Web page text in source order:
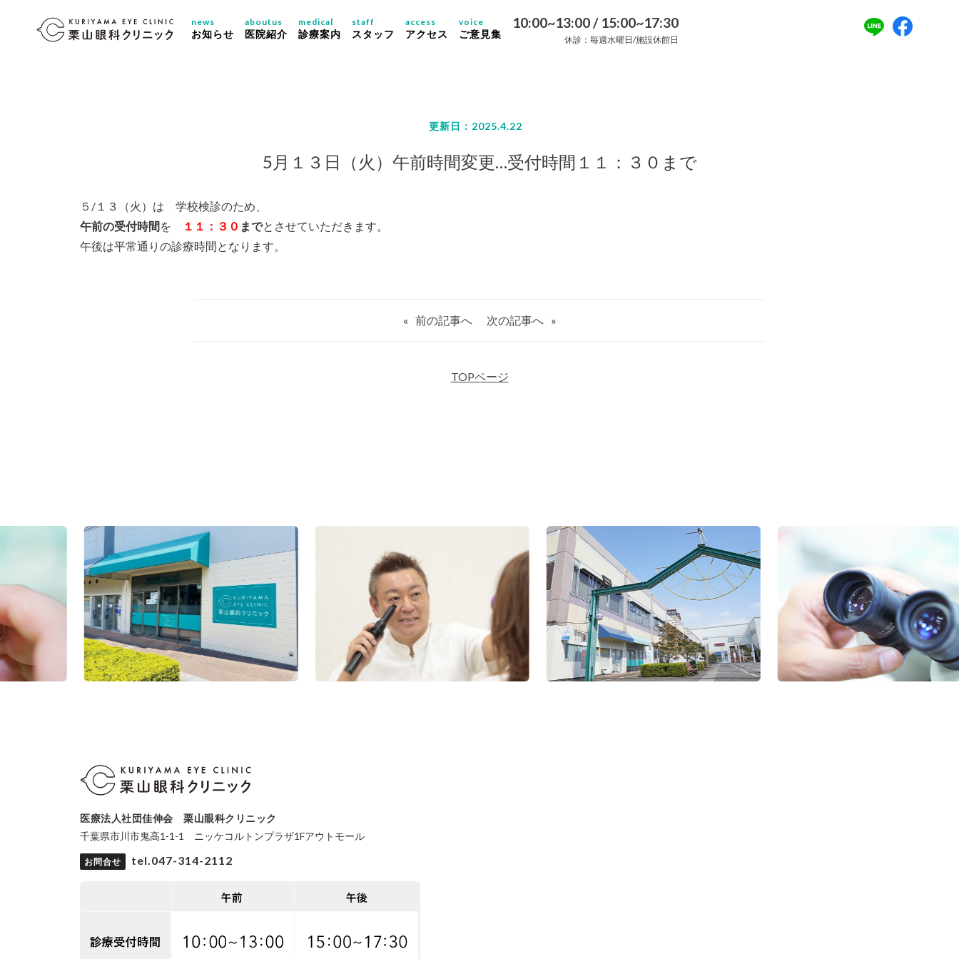
news
お知らせ
aboutus
医院紹介
medical
診療案内
staff
スタッフ
access
アクセス
voice
ご意見集
10:00~13:00 / 15:00~17:30
休診：毎週水曜日/施設休館日
更新日：2025.4.22
5月１３日（火）午前時間変更…受付時間１１：３０まで
５/１３（火）は 学校検診のため、
午前の受付時間を １１：３０ までとさせていただきます。
午後は平常通りの診療時間となります。
« 前の記事へ 次の記事へ »
TOPページ
医療法人社団佳伸会 栗山眼科クリニック
千葉県市川市鬼高1-1-1 ニッケコルトンプラザ1Fアウトモール
お問合せ tel.047-314-2112